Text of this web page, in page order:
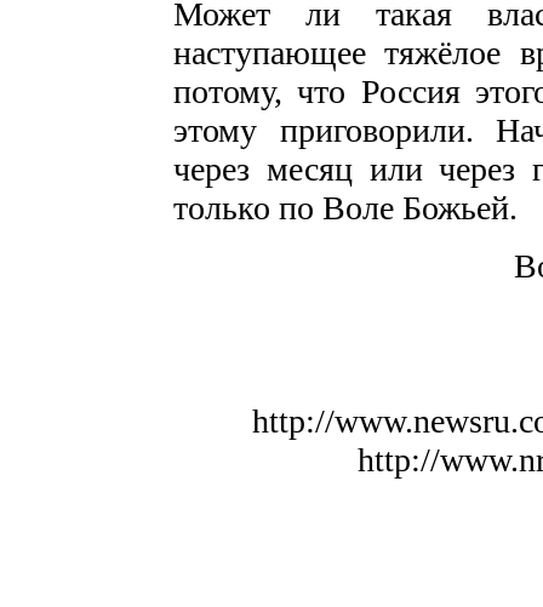
Может ли такая
наступающее тяжёлое
потому, что Россия
этому приговорили.
через месяц или
только по Воле Божьей.
http://
http://